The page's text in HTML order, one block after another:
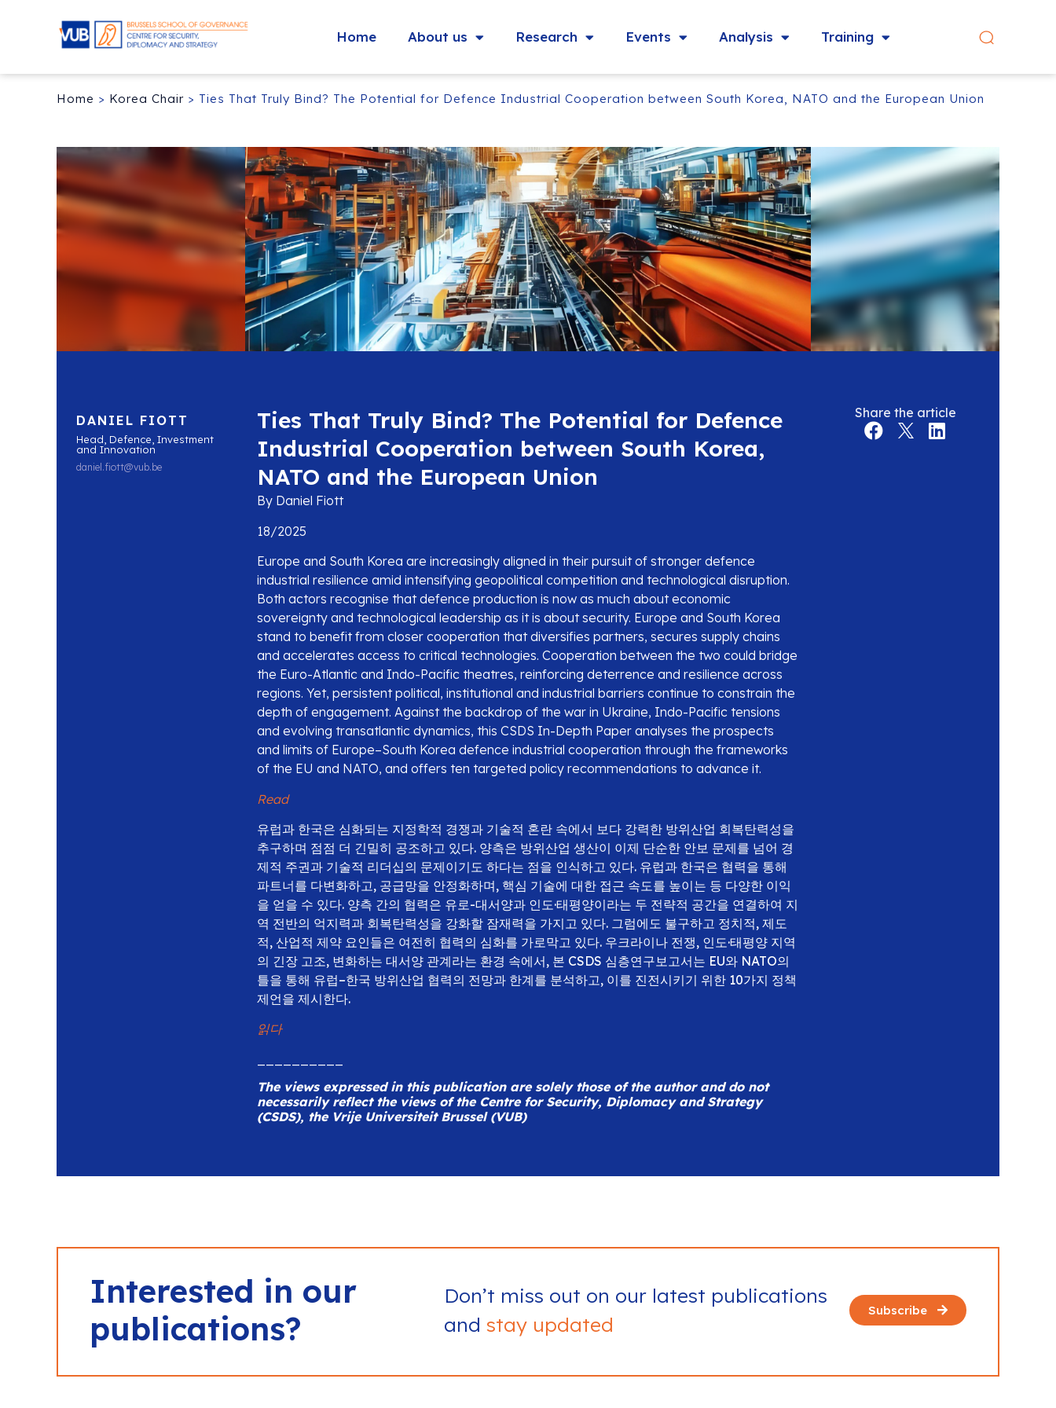
Home About us Research Events Analysis Training
Home > Korea Chair > Ties That Truly Bind? The Potential for Defence Industrial Cooperation between South Korea, NATO and the European Union
DANIEL FIOTT
Head, Defence, Investment
and Innovation
daniel.fiott@vub.be
Ties That Truly Bind? The Potential for Defence
Industrial Cooperation between South Korea,
NATO and the European Union
By Daniel Fiott
18/2025
Europe and South Korea are increasingly aligned in their pursuit of stronger defence
industrial resilience amid intensifying geopolitical competition and technological disruption.
Both actors recognise that defence production is now as much about economic
sovereignty and technological leadership as it is about security. Europe and South Korea
stand to benefit from closer cooperation that diversifies partners, secures supply chains
and accelerates access to critical technologies. Cooperation between the two could bridge
the Euro-Atlantic and Indo-Pacific theatres, reinforcing deterrence and resilience across
regions. Yet, persistent political, institutional and industrial barriers continue to constrain the
depth of engagement. Against the backdrop of the war in Ukraine, Indo-Pacific tensions
and evolving transatlantic dynamics, this CSDS In-Depth Paper analyses the prospects
and limits of Europe–South Korea defence industrial cooperation through the frameworks
of the EU and NATO, and offers ten targeted policy recommendations to advance it.
Read
유럽과 한국은 심화되는 지정학적 경쟁과 기술적 혼란 속에서 보다 강력한 방위산업 회복탄력성을
추구하며 점점 더 긴밀히 공조하고 있다. 양측은 방위산업 생산이 이제 단순한 안보 문제를 넘어 경
제적 주권과 기술적 리더십의 문제이기도 하다는 점을 인식하고 있다. 유럽과 한국은 협력을 통해
파트너를 다변화하고, 공급망을 안정화하며, 핵심 기술에 대한 접근 속도를 높이는 등 다양한 이익
을 얻을 수 있다. 양측 간의 협력은 유로-대서양과 인도·태평양이라는 두 전략적 공간을 연결하여 지
역 전반의 억지력과 회복탄력성을 강화할 잠재력을 가지고 있다. 그럼에도 불구하고 정치적, 제도
적, 산업적 제약 요인들은 여전히 협력의 심화를 가로막고 있다. 우크라이나 전쟁, 인도·태평양 지역
의 긴장 고조, 변화하는 대서양 관계라는 환경 속에서, 본 CSDS 심층연구보고서는 EU와 NATO의
틀을 통해 유럽–한국 방위산업 협력의 전망과 한계를 분석하고, 이를 진전시키기 위한 10가지 정책
제언을 제시한다.
읽다
The views expressed in this publication are solely those of the author and do not
necessarily reflect the views of the Centre for Security, Diplomacy and Strategy
(CSDS), the Vrije Universiteit Brussel (VUB)
Share the article
Interested in our
publications?
Don’t miss out on our latest publications
andstay updated
Subscribe